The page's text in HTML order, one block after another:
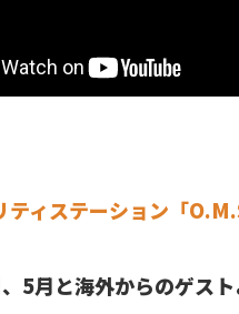
ティステーション「
5月と海外からのゲスト